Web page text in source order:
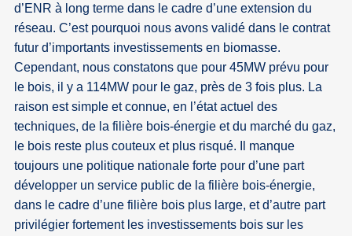
d’ENR à long terme dans le cadre d’une extension du
réseau. C’est pourquoi nous avons validé dans le contrat
futur d’importants investissements en biomasse.
Cependant, nous constatons que pour 45MW prévu pour
le bois, il y a 114MW pour le gaz, près de 3 fois plus. La
raison est simple et connue, en l’état actuel des
techniques, de la filière bois-énergie et du marché du gaz,
le bois reste plus couteux et plus risqué. Il manque
toujours une politique nationale forte pour d’une part
développer un service public de la filière bois-énergie,
dans le cadre d’une filière bois plus large, et d’autre part
privilégier fortement les investissements bois sur les